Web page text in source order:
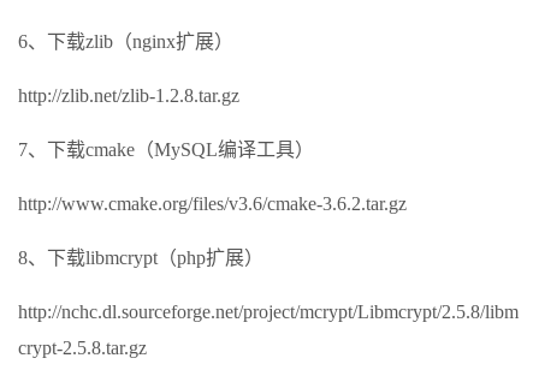
6、下载zlib（nginx扩展）
http://zlib.net/zlib-1.2.8.tar.gz
7、下载cmake（MySQL编译工具）
http://www.cmake.org/files/v3.6/cmake-3.6.2.tar.gz
8、下载libmcrypt（php扩展）
http://nchc.dl.sourceforge.net/project/mcrypt/Libmcrypt/2.5.8/libm
crypt-2.5.8.tar.gz